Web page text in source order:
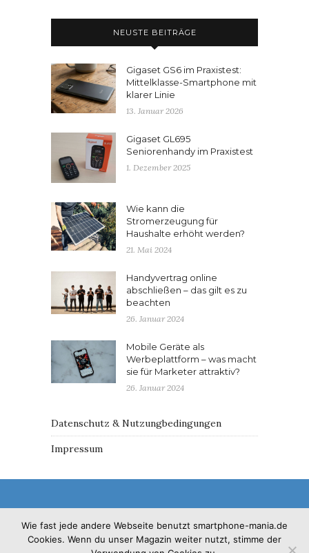
NEUSTE BEITRÄGE
Gigaset GS6 im Praxistest:
Mittelklasse-Smartphone mit
klarer Linie
13. Januar 2026
Gigaset GL695
Seniorenhandy im Praxistest
1. Dezember 2025
Wie kann die
Stromerzeugung für
Haushalte erhöht werden?
21. Mai 2024
Handyvertrag online
abschließen – das gilt es zu
beachten
26. Januar 2024
Mobile Geräte als
Werbeplattform – was macht
sie für Marketer attraktiv?
26. Januar 2024
Datenschutz & Nutzungbedingungen
Impressum
© 2017 - Solo Pine. All Rights Reserved. Designed &
Wie fast jede andere Webseite benutzt smartphone-mania.de
Cookies. Wenn du unser Magazin weiter nutzt, stimme der